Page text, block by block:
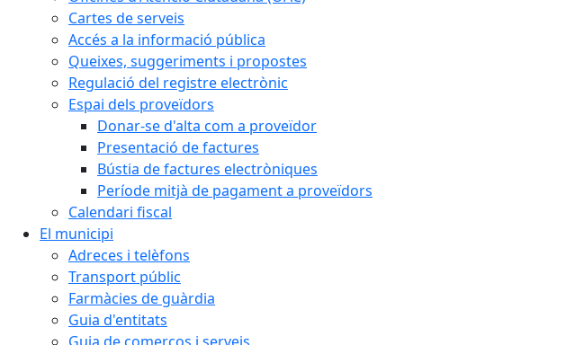
Cartes de serveis
Accés a la informació pública
Queixes, suggeriments i propostes
Regulació del registre electrònic
Espai dels proveïdors
Donar-se d'alta com a proveïdor
Presentació de factures
Bústia de factures electròniques
Període mitjà de pagament a proveïdors
Calendari fiscal
El municipi
Adreces i telèfons
Transport públic
Farmàcies de guàrdia
Guia d'entitats